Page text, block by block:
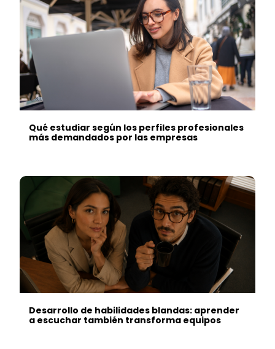
Qué estudiar según los perfiles profesionales
más demandados por las empresas
Desarrollo de habilidades blandas: aprender
a escuchar también transforma equipos